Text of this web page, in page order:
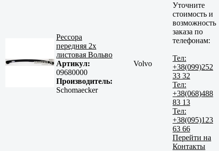
Рессора
передняя 2х
листовая Вольво
Артикул:
09680000
Производитель:
Schomaecker
Volvo
Уточните
стоимость и
возможность
заказа по
телефонам:
Тел:
+38(099)252
33 32
Тел:
+38(068)488
83 13
Тел:
+38(095)123
63 66
Перейти на
Контакты